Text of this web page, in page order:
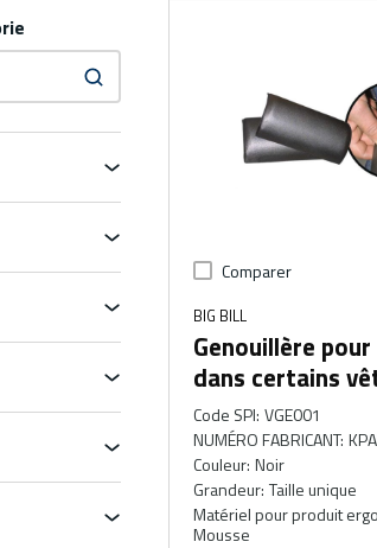
Comparer
BIG BILL
Genouillère
dans certains
Code SPI: VGE001
NUMÉRO FABRICANT:
Couleur: Noir
Grandeur: Taille unique
Matériel pour produit
Mousse